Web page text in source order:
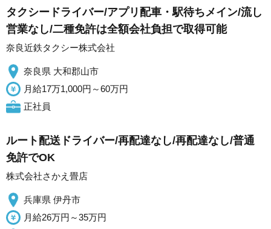
タクシードライバー/アプリ配車・駅待ちメイン/流し
営業なし/二種免許は全額会社負担で取得可能
奈良近鉄タクシー株式会社
奈良県 大和郡山市
月給17万1,000円～60万円
正社員
ルート配送ドライバー/再配達なし/再配達なし/普通
免許でOK
株式会社さかえ畳店
兵庫県 伊丹市
月給26万円～35万円